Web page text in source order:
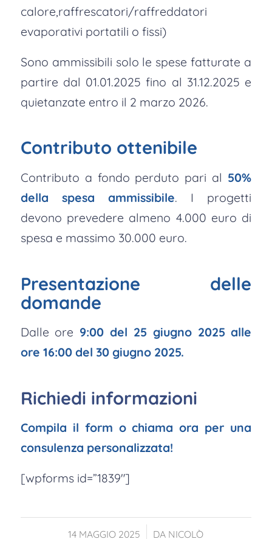
calore,raffrescatori/raffreddatori
evaporativi portatili o fissi)
Sono ammissibili solo le spese fatturate a
partire dal 01.01.2025 fino al 31.12.2025 e
quietanzate entro il 2 marzo 2026.
Contributo ottenibile
Contributo a fondo perduto pari al 50%
della spesa ammissibile. I progetti
devono prevedere almeno 4.000 euro di
spesa e massimo 30.000 euro.
Presentazione delle
domande
Dalle ore 9:00 del 25 giugno 2025alle
ore 16:00 del 30 giugno 2025.
Richiedi informazioni
Compila il form o chiama ora per una
consulenza personalizzata!
[wpforms id=”1839″]
14 MAGGIO 2025
/ DA NICOLÒ